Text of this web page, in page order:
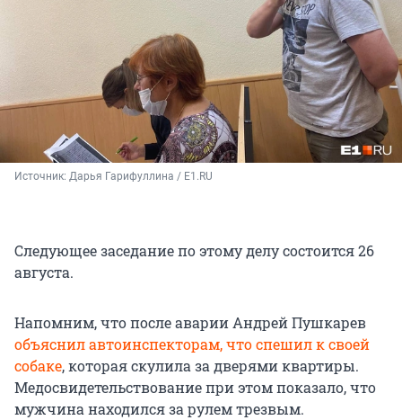
Источник: Дарья Гарифуллина / E1.RU
Следующее заседание по этому делу состоится 26
августа.
Напомним, что после аварии Андрей Пушкарев
объяснил автоинспекторам, что спешил к своей
собаке, которая скулила за дверями квартиры.
Медосвидетельствование при этом показало, что
мужчина находился за рулем трезвым.